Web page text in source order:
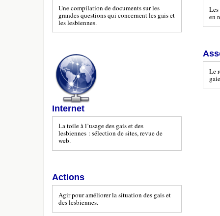
Une compilation de documents sur les
grandes questions qui concernent les gais et
les lesbiennes.
Internet
La toile à l’usage des gais et des
lesbiennes : sélection de sites, revue de
web.
Actions
Agir pour améliorer la situation des gais et
des lesbiennes.
en
Le